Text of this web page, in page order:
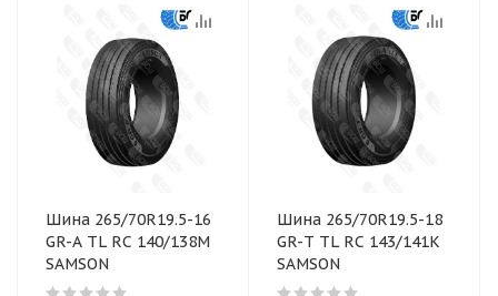
Шина 265/70R19.5-16
GR-A TL RC 140/138M
SAMSON
Шина 265/70R19.5-18
GR-T TL RC 143/141K
SAMSON